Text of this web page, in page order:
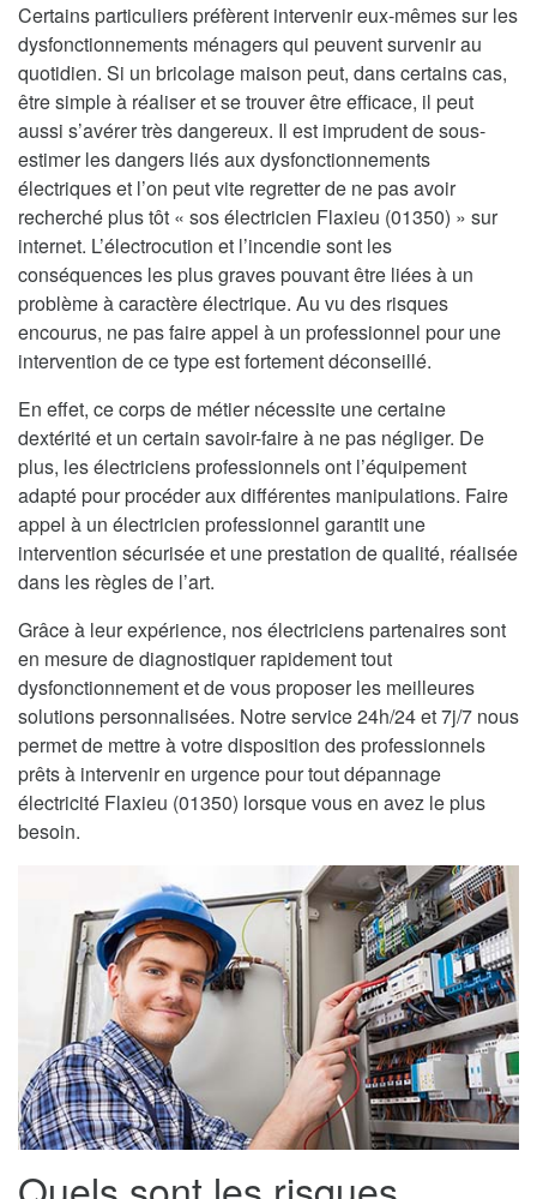
Certains particuliers préfèrent intervenir eux-mêmes sur les
dysfonctionnements ménagers qui peuvent survenir au
quotidien. Si un bricolage maison peut, dans certains cas,
être simple à réaliser et se trouver être efficace, il peut
aussi s’avérer très dangereux. Il est imprudent de sous-
estimer les dangers liés aux dysfonctionnements
électriques et l’on peut vite regretter de ne pas avoir
recherché plus tôt « sos électricien Flaxieu (01350) » sur
internet. L’électrocution et l’incendie sont les
conséquences les plus graves pouvant être liées à un
problème à caractère électrique. Au vu des risques
encourus, ne pas faire appel à un professionnel pour une
intervention de ce type est fortement déconseillé.
En effet, ce corps de métier nécessite une certaine
dextérité et un certain savoir-faire à ne pas négliger. De
plus, les électriciens professionnels ont l’équipement
adapté pour procéder aux différentes manipulations. Faire
appel à un électricien professionnel garantit une
intervention sécurisée et une prestation de qualité, réalisée
dans les règles de l’art.
Grâce à leur expérience, nos électriciens partenaires sont
en mesure de diagnostiquer rapidement tout
dysfonctionnement et de vous proposer les meilleures
solutions personnalisées. Notre service 24h/24 et 7j/7 nous
permet de mettre à votre disposition des professionnels
prêts à intervenir en urgence pour tout dépannage
électricité Flaxieu (01350) lorsque vous en avez le plus
besoin.